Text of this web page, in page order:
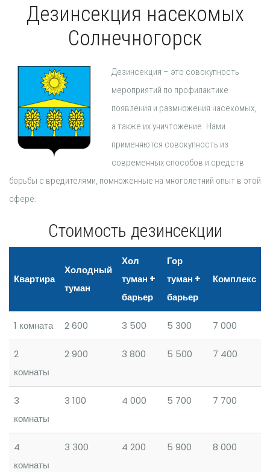
Дезинсекция насекомых
Солнечногорск
Дезинсекция – это совокупность
мероприятий по профилактике
появления и размножения насекомых,
а также их уничтожение. Нами
применяются совокупность из
современных способов и средств
борьбы с вредителями, помноженные на многолетний опыт в этой
сфере.
Стоимость дезинсекции
Квартира
Холодный
туман
Хол
туман +
барьер
Гор
туман +
барьер
Комплекс
1 комната 2 600 3 500 5 300 7 000
2
комнаты
2 900 3 800 5 500 7 400
3
комнаты
3 100 4 000 5 700 7 700
4
комнаты
3 300 4 200 5 900 8 000